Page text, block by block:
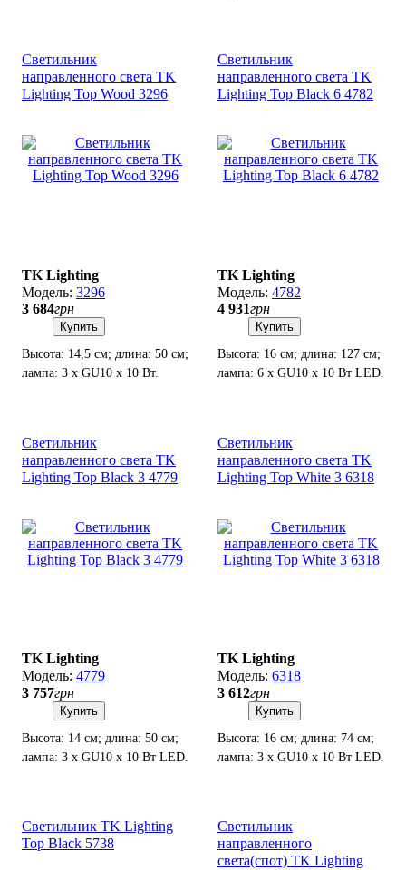
Светильник
направленного света TK
Lighting Top Wood 3296
TK Lighting
3296
3 684грн
Купить
Высота: 14,5 см; длина: 50 см;
лампа: 3 х GU10 х 10 Вт.
Светильник
направленного света TK
Lighting Top Black 6 4782
TK Lighting
4782
4 931грн
Купить
Высота: 16 см; длина: 127 см;
лампа: 6 х GU10 х 10 Вт LED.
Светильник
направленного света TK
Lighting Top Black 3 4779
TK Lighting
4779
3 757грн
Купить
Высота: 14 см; длина: 50 см;
лампа: 3 х GU10 х 10 Вт LED.
Светильник
направленного света TK
Lighting Top White 3 6318
TK Lighting
6318
3 612грн
Купить
Высота: 16 см; длина: 74 см;
лампа: 3 х GU10 х 10 Вт LED.
Светильник TK Lighting
Top Black 5738
Светильник
направленного
света(спот) TK Lighting